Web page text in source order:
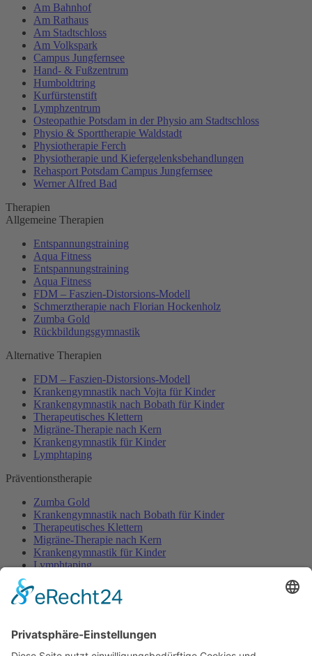
Am Bahnhof
Am Rathaus
Am Stadtschloss
Am Volkspark
Campus Jungfernsee
Hand- & Fußzentrum
Humboldtring
Kurfürstenstift
Lymphzentrum
Osteopathie Potsdam in der Physio am Stadtschloss
Physio & Sporttherapie Waldstadt
Physiotherapie Ferch
Physiotherapie und Kiefergelenksbehandlungen
Rehasport Potsdam Campus Jungfernsee
Werner Alfred Bad
Therapien
Allgemeine Therapien
Entspannungstraining
Aqua Fitness
Entspannungstraining
Aqua Fitness
FDM – Faszien-Distorsions-Modell
Schmerztherapie nach Florian Hockenholz
Zumba Gold
Rückbildungsgymnastik
Alternative Therapien
FDM – Faszien-Distorsions-Modell
Krankengymnastik nach Vojta für Kinder
Krankengymnastik nach Bobath für Kinder
Therapeutisches Klettern
Migräne-Therapie nach Kern
Krankengymnastik für Kinder
Lymphtaping
Präventionstherapie
Zumba Gold
Krankengymnastik nach Bobath für Kinder
Therapeutisches Klettern
Migräne-Therapie nach Kern
Krankengymnastik für Kinder
Lymphtaping
Rücken Therapie
Aqua Fitness
FDM – Faszien-Distorsions-Modell